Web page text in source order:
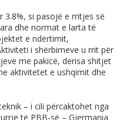
3.8%, si pasojë e rritjes së
dhe normat e larta të
e ndërtimit,
i shërbimeve u rrit për
me pakicë, derisa shitjet
aktivitetet e ushqimit dhe
– i cili përcaktohet nga
të PBB-së – Gjermania